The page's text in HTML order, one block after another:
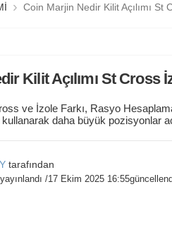
Coin Marjin Nedir Kilit Açılımı
Kilit Açılımı St Cross
ve İzole Farkı, Rasyo
kullanarak daha büyük pozisyonlar
tarafından
yayınlandı /17 Ekim 2025 16:55